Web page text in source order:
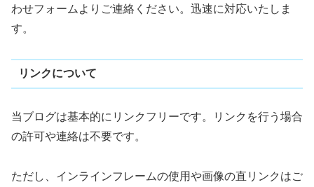
わせフォームよりご連絡ください。迅速に対応いたしま
す。
リンクについて
当ブログは基本的にリンクフリーです。リンクを行う場合
の許可や連絡は不要です。
ただし、インラインフレームの使用や画像の直リンクはご